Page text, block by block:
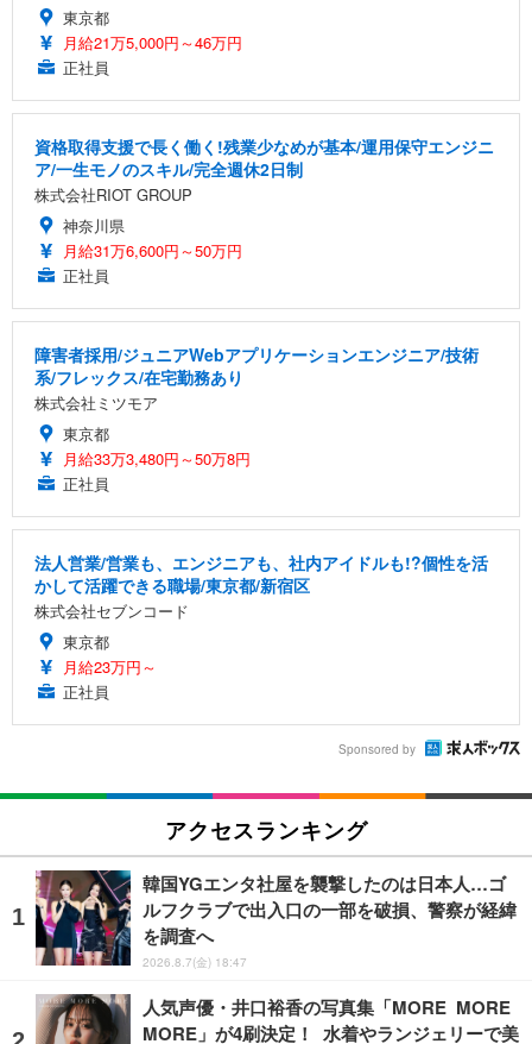
東京都
月給21万5,000円～46万円
正社員
資格取得支援で長く働く!残業少なめが基本/運用保守エンジニ
ア/一生モノのスキル/完全週休2日制
株式会社RIOT GROUP
神奈川県
月給31万6,600円～50万円
正社員
障害者採用/ジュニアWebアプリケーションエンジニア/技術
系/フレックス/在宅勤務あり
株式会社ミツモア
東京都
月給33万3,480円～50万8円
正社員
法人営業/営業も、エンジニアも、社内アイドルも!?個性を活
かして活躍できる職場/東京都/新宿区
株式会社セブンコード
東京都
月給23万円～
正社員
Sponsored by
アクセスランキング
韓国YGエンタ社屋を襲撃したのは日本人…ゴ
ルフクラブで出入口の一部を破損、警察が経緯
を調査へ
2026.8.7(金) 18:47
人気声優・井口裕香の写真集「MORE MORE
MORE」が4刷決定！ 水着やランジェリーで美